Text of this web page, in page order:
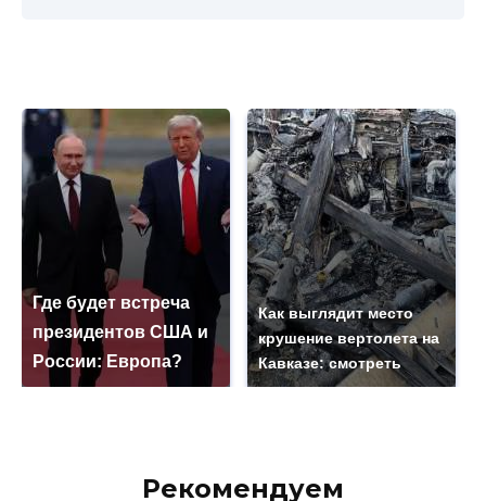
Где будет встреча
президентов США и
России: Европа?
Как выглядит место
крушение вертолета на
Кавказе: смотреть
Рекомендуем